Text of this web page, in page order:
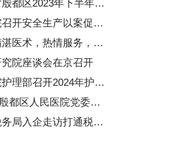
打通患者“生命线”
都区2023年下半年妇
开安全生产以案促改
湛医术，热情服务，面
院座谈会在京召开
理部召开2024年护士
会
都区人民医院党委组
动
局入企走访打通税费